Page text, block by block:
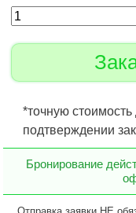
*точную
подтверждении
Бронирование